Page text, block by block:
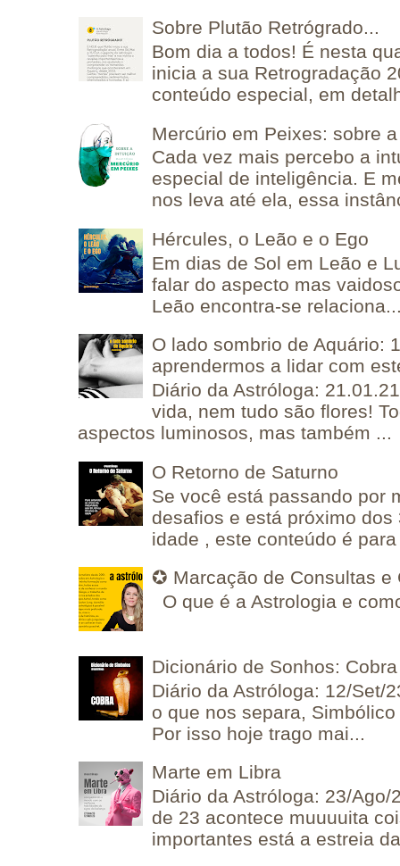
Sobre Plutão Retrógrado...
Bom dia a todos! É nesta
inicia a sua Retrogradação
conteúdo especial, em
Mercúrio em Peixes: sobre
Cada vez mais percebo a
especial de inteligência. E
nos leva até ela, essa
Hércules, o Leão e o Ego
Em dias de Sol em Leão e
falar do aspecto mas
Leão encontra-se
O lado sombrio de Aquário:
aprendermos a lidar com
Diário da Astróloga:
vida, nem tudo são flores!
aspectos luminosos, mas também ...
O Retorno de Saturno
Se você está passando por
desafios e está próximo
idade , este conteúdo é
✪ Marcação de Consultas e
O que é a Astrologia e
Dicionário de Sonhos: Cobra
Diário da Astróloga: 12/Set/
o que nos separa,
Por isso hoje trago mai...
Marte em Libra
Diário da Astróloga: 23/
de 23 acontece muuuuita
importantes está a estreia